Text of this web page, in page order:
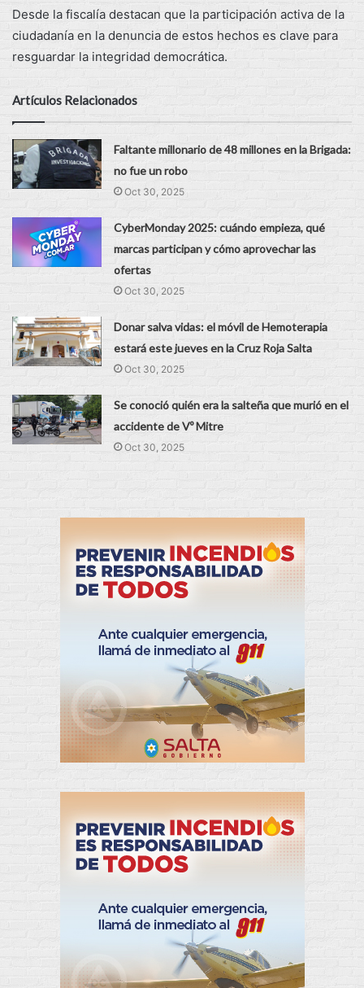
Desde la fiscalía destacan que la participación activa de la
ciudadanía en la denuncia de estos hechos es clave para
resguardar la integridad democrática.
Artículos Relacionados
Faltante millonario de 48 millones en la Brigada:
no fue un robo
Oct 30, 2025
CyberMonday 2025: cuándo empieza, qué
marcas participan y cómo aprovechar las
ofertas
Oct 30, 2025
Donar salva vidas: el móvil de Hemoterapia
estará este jueves en la Cruz Roja Salta
Oct 30, 2025
Se conoció quién era la salteña que murió en el
accidente de Vº Mitre
Oct 30, 2025